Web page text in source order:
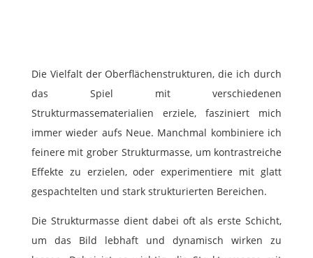
Die Vielfalt der Oberflächenstrukturen, die ich durch
das Spiel mit verschiedenen
Strukturmassematerialien erziele, fasziniert mich
immer wieder aufs Neue. Manchmal kombiniere ich
feinere mit grober Strukturmasse, um kontrastreiche
Effekte zu erzielen, oder experimentiere mit glatt
gespachtelten und stark strukturierten Bereichen.
Die Strukturmasse dient dabei oft als erste Schicht,
um das Bild lebhaft und dynamisch wirken zu